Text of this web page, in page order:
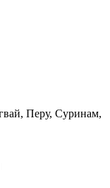
Перу, Суринам,